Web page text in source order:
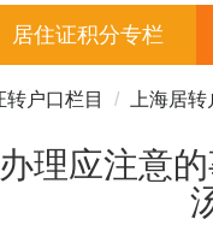
居住证积分专栏
转户口栏目 上海居
理应注意